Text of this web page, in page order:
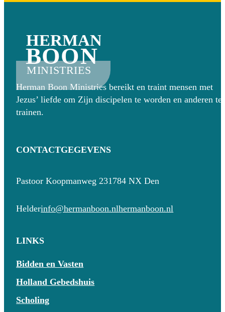
MINISTRIES
BOON
HERMAN
Herman Boon Ministries bereikt en traint mensen met
Jezus’ liefde om Zijn discipelen te worden en anderen te
trainen.
CONTACTGEGEVENS
Pastoor Koopmanweg 231784 NX Den
Helderinfo@hermanboon.nlhermanboon.nl
LINKS
Bidden en Vasten
Holland Gebedshuis
Scholing